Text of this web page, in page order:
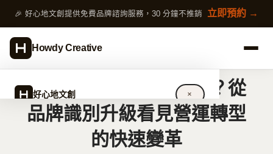
🎉 好心地文創提供免費品牌諮詢服務，30 分鐘不推銷 立即預約 →
Howdy Creative
好心地文創 ✕
關於好心地文創
公司貸款怎麼花最有感？從
品牌識別升級看見營運轉型
的快速變革